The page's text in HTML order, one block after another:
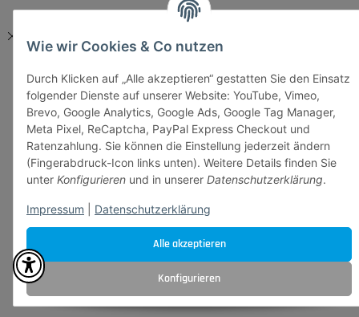
Alle akzeptieren
Konfigurieren
Wie wir Cookies & Co nutzen
Durch Klicken auf „Alle akzeptieren“ gestatten Sie den Einsatz
folgender Dienste auf unserer Website: YouTube, Vimeo,
Brevo, Google Analytics, Google Ads, Google Tag Manager,
Meta Pixel, ReCaptcha, PayPal Express Checkout und
Ratenzahlung. Sie können die Einstellung jederzeit ändern
(Fingerabdruck-Icon links unten). Weitere Details finden Sie
unter Konfigurieren und in unserer Datenschutzerklärung.
Impressum Datenschutzerklärung